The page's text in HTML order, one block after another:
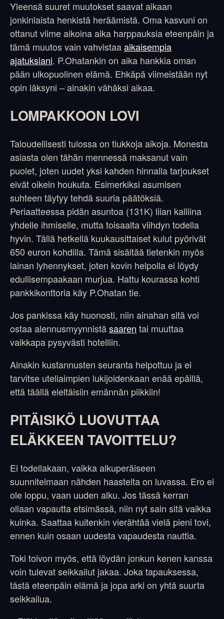
Yleensä suuret muutokset saavat aikaan
jonkinlaista henkistä heräämistä. Oma kasvuni on
ottanut viime aikoina aika harppauksia eteenpäin ja
tämä muutos vain vahvistaaaikaisempia
ajatuksiani. P.Ohatankin on aika hankkia oman
pään ulkopuolinen elämä. Ehkäpä viimeistään nyt
opin läksyni – ainakin vähäksi aikaa.
LOMPAKKOON LOVI
Taloudellisesti tulossa on tiukkoja aikoja. Monesta
asiasta olen tähän mennessä maksanut vain
puolet, joten uudet yksi kahden hinnalla tarjoukset
eivät oikein houkuta. Esimerkiksi asumisen
suhteen täytyy tehdä suuria päätöksiä.
Periaatteessa pidän asuntoa (131K) liian kalliina
yhdelle ihmiselle, mutta toisaalta viihdyn todella
hyvin. Tällä hetkellä kuukausittaiset kulut pyörivät
650 euron kohdilla. Tämä sisältää tietenkin myös
lainan lyhennykset, joten kovin helpolla ei löydy
edullisempaakaan murjua. Hattu kourassa kohti
pankkikonttoria käy P.Ohatan tie.
Jos pankissa käy huonosti, niin ainahan sitä voi
ostaa alennusmyynnistäsaaren tai muuttaa
vaikkapa pysyvästi hotelliin.
Ainakin kustannusten seuranta helpottuu ja ei
tarvitse uteliaimpien lukijoidenkaan enää epäillä,
että täällä eleltäisiin emännän piikkiin!
PITÄISIKÖ LUOVUTTAA
ELÄKKEEN TAVOITTELU?
Ei todellakaan, vaikka alkuperäiseen
suunnitelmaan nähden haasteita on luvassa. Ero ei
ole loppu, vaan uuden alku. Jos tässä kerran
ollaan vapautta etsimässä, niin nyt sain sitä vaikka
kuinka. Saattaa kuitenkin vierähtää vielä pieni tovi,
ennen kuin osaan uudesta vapaudesta nauttia.
Toki toivon myös, että löydän jonkun kenen kanssa
voin tulevat seikkailut jakaa. Joka tapauksessa,
tästä eteenpäin elämä ja jopa arki on yhtä suurta
seikkailua.